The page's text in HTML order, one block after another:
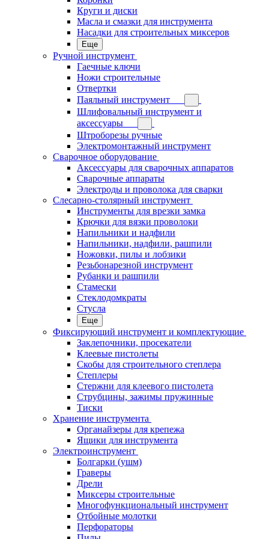
Круги и диски
Масла и смазки для инструмента
Насадки для строительных миксеров
Еще
Ручной инструмент
Гаечные ключи
Ножи строительные
Отвертки
Паяльный инструмент
Шлифовальный инструмент и
аксессуары
Штроборезы ручные
Электромонтажный инструмент
Сварочное оборудование
Аксессуары для сварочных аппаратов
Сварочные аппараты
Электроды и проволока для сварки
Слесарно-столярный инструмент
Инструменты для врезки замка
Крючки для вязки проволоки
Напильники и надфили
Напильники, надфили, рашпили
Ножовки, пилы и лобзики
Резьбонарезной инструмент
Рубанки и рашпили
Стамески
Стеклодомкраты
Стусла
Еще
Фиксирующий инструмент и комплектующие
Заклепочники, просекатели
Клеевые пистолеты
Скобы для строительного степлера
Степлеры
Стержни для клеевого пистолета
Струбцины, зажимы пружинные
Тиски
Хранение инструмента
Органайзеры для крепежа
Ящики для инструмента
Электроинструмент
Болгарки (ушм)
Граверы
Дрели
Миксеры строительные
Многофункциональный инструмент
Отбойные молотки
Перфораторы